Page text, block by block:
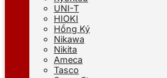
UNI-T
HIOKI
Hồng Ký
Nikawa
Nikita
Ameca
Tasco